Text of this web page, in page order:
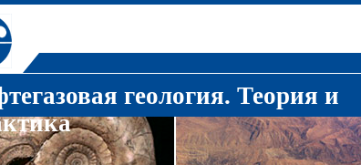
геология. Теория и